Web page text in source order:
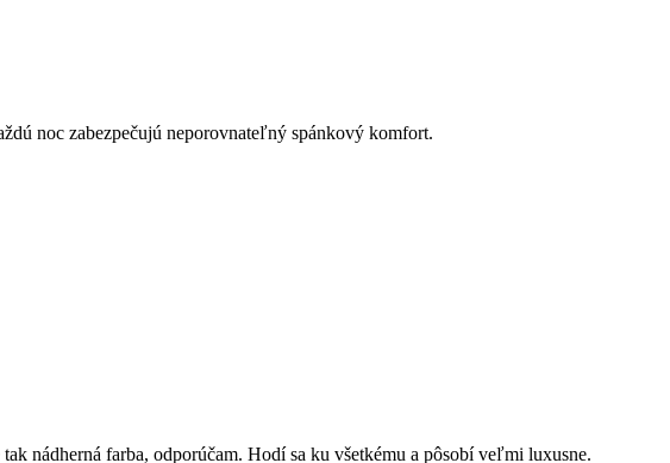
noc zabezpečujú neporovnateľný spánkový komfort.
nádherná farba, odporúčam. Hodí sa ku všetkému a pôsobí veľmi luxusne.